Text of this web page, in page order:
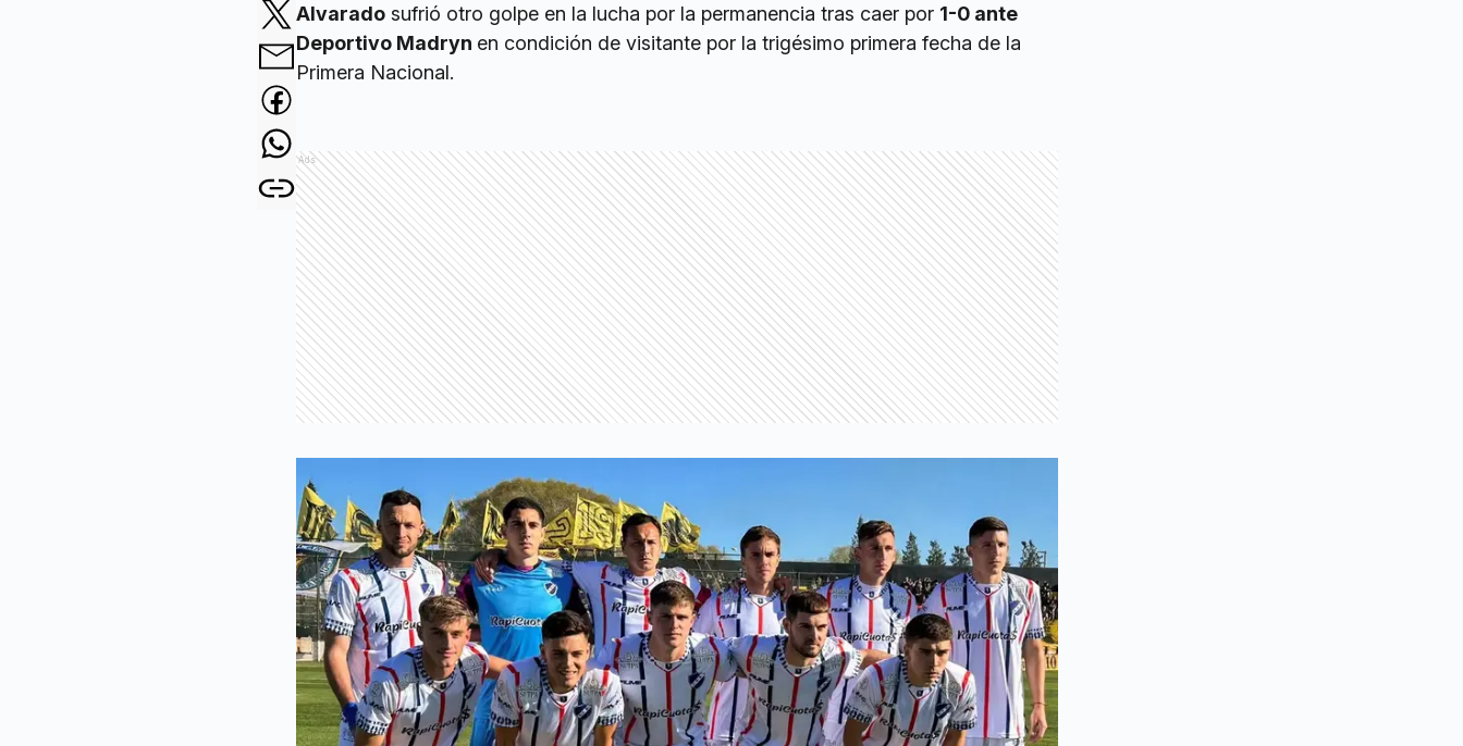
Alvarado sufrió otro golpe en la lucha por la permanencia tras caer por 1-0 ante
Deportivo Madryn en condición de visitante por la trigésimo primera fecha de la
Primera Nacional.
Ads